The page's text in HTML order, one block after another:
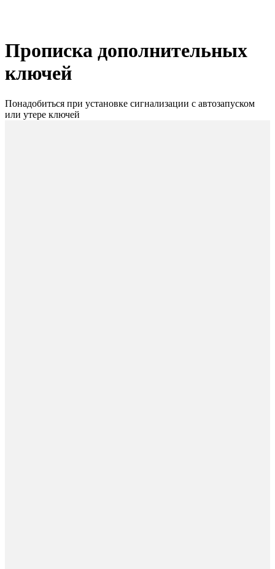
Прописка дополнительных
ключей
Понадобиться при установке сигнализации с автозапуском
или утере ключей